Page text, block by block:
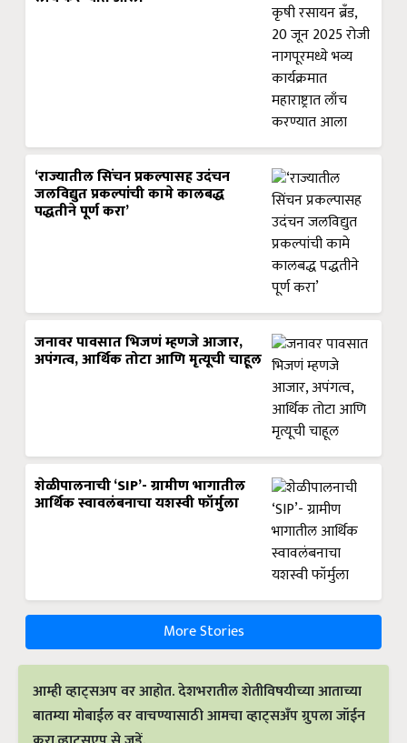
‘राज्यातील सिंचन प्रकल्पासह उदंचन
जलविद्युत प्रकल्पांची कामे कालबद्ध
पद्धतीने पूर्ण करा’
जनावर पावसात भिजणं म्हणजे आजार,
अपंगत्व, आर्थिक तोटा आणि मृत्यूची चाहूल
शेळीपालनाची ‘SIP’- ग्रामीण भागातील
आर्थिक स्वावलंबनाचा यशस्वी फॉर्मुला
More Stories
आम्ही व्हाट्सअप वर आहोत. देशभरातील शेतीविषयीच्या आताच्या
बातम्या मोबाईल वर वाचण्यासाठी आमचा व्हाट्सअँप ग्रुपला जॉईन